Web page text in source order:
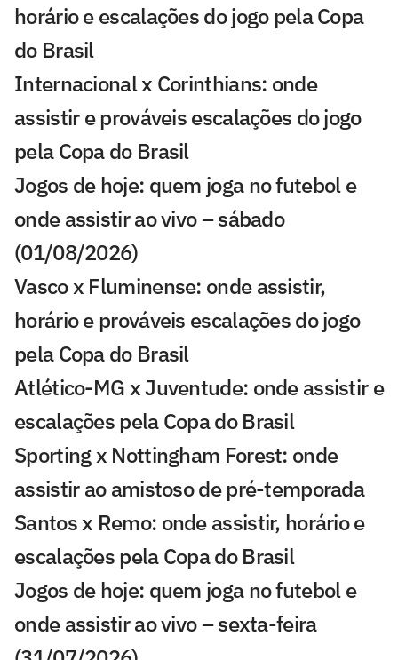
horário e escalações do jogo pela Copa
do Brasil
Internacional x Corinthians: onde
assistir e prováveis escalações do jogo
pela Copa do Brasil
Jogos de hoje: quem joga no futebol e
onde assistir ao vivo – sábado
(01/08/2026)
Vasco x Fluminense: onde assistir,
horário e prováveis escalações do jogo
pela Copa do Brasil
Atlético-MG x Juventude: onde assistir e
escalações pela Copa do Brasil
Sporting x Nottingham Forest: onde
assistir ao amistoso de pré-temporada
Santos x Remo: onde assistir, horário e
escalações pela Copa do Brasil
Jogos de hoje: quem joga no futebol e
onde assistir ao vivo – sexta-feira